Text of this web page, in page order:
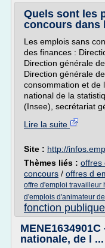
Quels sont les
concours dans
Les emplois sans
des finances :
Direction générale
Direction générale
consommation et de
national de la
(Insee), secrétariat
Lire la suite
Site : http://
Thèmes liés : offres
concours / offres d
offre d'emploi travailleur
d'emplois d'animateur
fonction publique
nationale, de l ...